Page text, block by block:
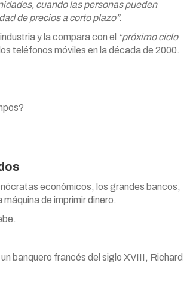
cuando las personas pueden
de precios a corto plazo”.
y la compara con el “próximo ciclo
teléfonos móviles en la década de 2000.
económicos, los grandes bancos,
de imprimir dinero.
banquero francés del siglo XVIII, Richard